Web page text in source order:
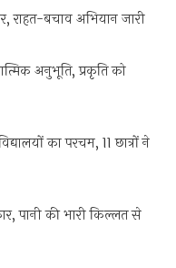
राहत-बचाव अभियान जारी
अनुभूति, प्रकृति को
का परचम, 11 छात्रों ने
पानी की भारी किल्लत से